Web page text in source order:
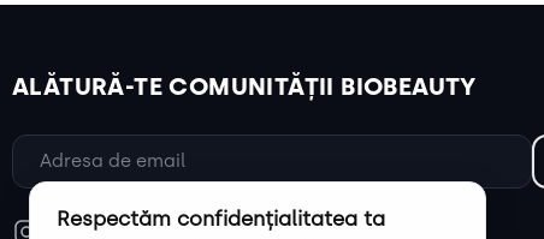
ALĂTURĂ-TE COMUNITĂȚII BIOBEAUTY
Respectăm confidențialitatea ta